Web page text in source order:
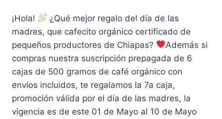
¡Hola!
¿Qué mejor regalo del día de las
madres, que cafecito orgánico certificado de
pequeños productores de Chiapas?
Además si
compras nuestra suscripción prepagada de 6
cajas de 500 gramos de café orgánico con
envíos incluidos, te regalamos la 7a caja,
promoción válida por el día de las madres, la
vigencia es de este 01 de Mayo al 10 de Mayo